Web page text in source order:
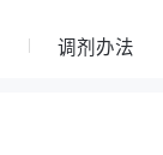
调剂办法